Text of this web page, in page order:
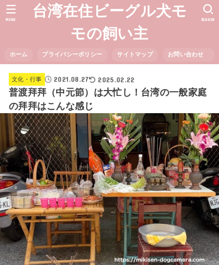
台湾在住ビーグル犬モ
モの飼い主
ホーム プライバシーポリシー サイトマップ お問い合わせ
SEARCH
MENU
文化・行事 2021.08.27 2025.02.22
普渡拜拜（中元節）は大忙し！台湾の一般家庭
の拜拜はこんな感じ